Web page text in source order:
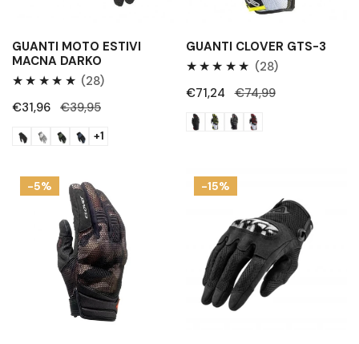
GUANTI MOTO ESTIVI
MACNA DARKO
(28)28
Prezzo
vendita
€31,96
Prezzo €39,95
+1
GUANTI CLOVER GTS-3
(28)28
Prezzo
di
vendita
€71,24
Prezzo
regolare
€74,99
Guanti
estivi
-5%
Guanti
moto
Acerbis
RAMSEY
VENTED
-15%